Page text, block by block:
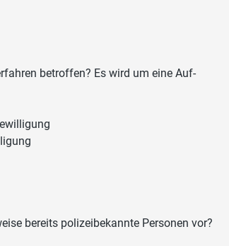
betroffen? Es wird um eine Auf-
bereits polizeibekannte Personen vor?